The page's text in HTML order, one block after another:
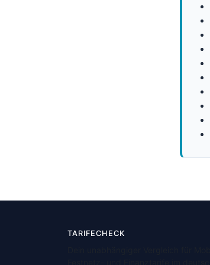
TARIFECHECK